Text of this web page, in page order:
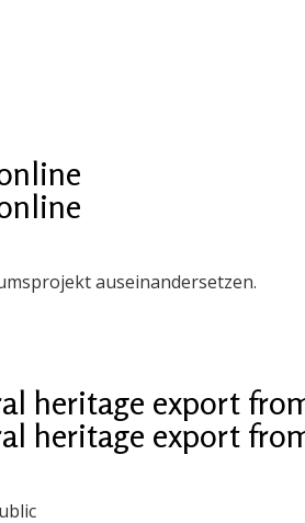
auseinandersetzen.
heritage export
heritage export